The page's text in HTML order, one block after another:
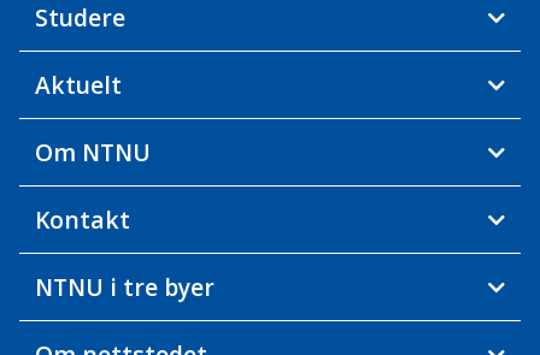
Studere
Aktuelt
Om NTNU
Kontakt
NTNU i tre byer